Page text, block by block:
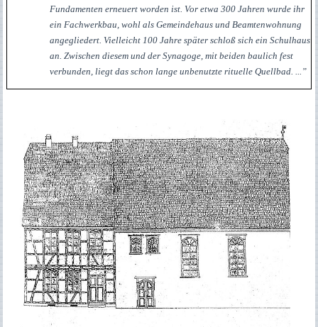
Fundamenten erneuert worden ist. Vor etwa 300 Jahren wurde ihr
ein Fachwerkbau, wohl als Gemeindehaus und Beamtenwohnung
angegliedert. Vielleicht 100 Jahre später schloß sich ein Schulhaus
an. Zwischen diesem und der Synagoge, mit beiden baulich fest
verbunden, liegt das schon lange unbenutzte rituelle Quellbad. ...”